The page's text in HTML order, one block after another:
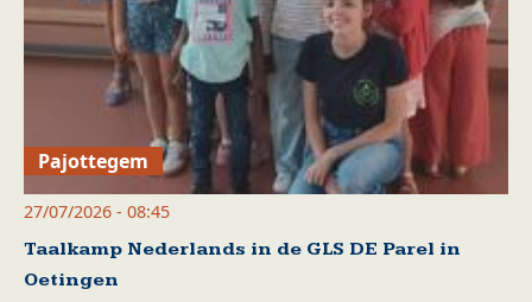
Pajottegem
27/07/2026 - 08:45
Taalkamp Nederlands in de GLS DE Parel in
Oetingen